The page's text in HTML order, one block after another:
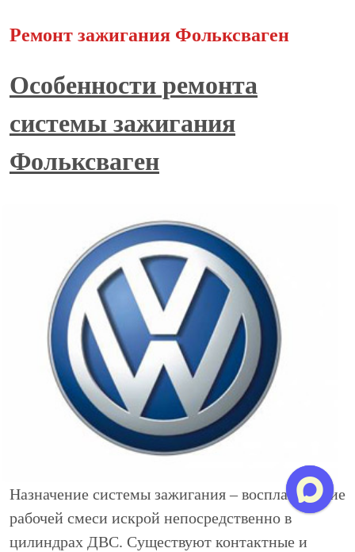
Ремонт зажигания Фольксваген
Особенности ремонта
системы зажигания
Фольксваген
Назначение системы зажигания – воспламенение
рабочей смеси искрой непосредственно в
цилиндрах ДВС. Существуют контактные и